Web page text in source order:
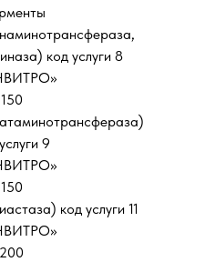
код услуги 8
150
9
150
код услуги 11
200